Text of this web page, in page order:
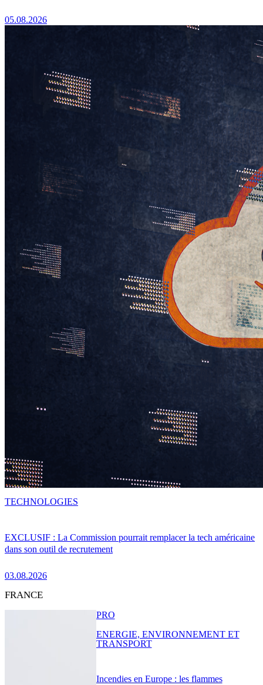
05.08.2026
EXCLUSIF : La Commission pourrait remplacer la tech américaine
dans son outil de recrutement
03.08.2026
TECHNOLOGIES
FRANCE
Incendies en Europe : les flammes
PRO
ENERGIE, ENVIRONNEMENT ET
TRANSPORT